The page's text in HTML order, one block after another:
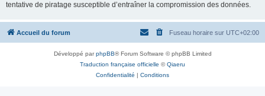
tentative de piratage susceptible d’entraîner la compromission des données.
Accueil du forum Fuseau horaire sur UTC+02:00
Développé parphpBB® Forum Software © phpBB Limited
Traduction française officielle ©Qiaeru
Confidentialité | Conditions